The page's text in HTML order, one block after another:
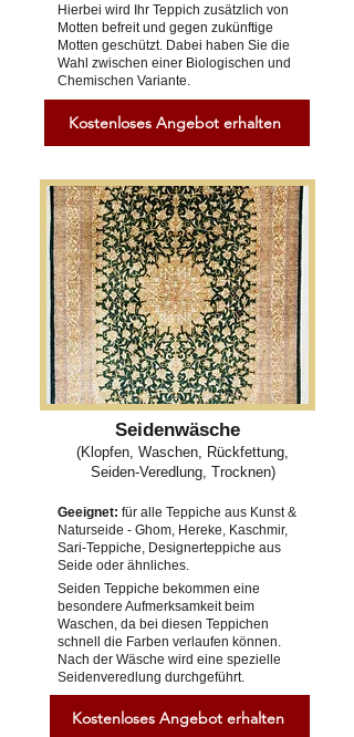
Hierbei wird Ihr Teppich zusätzlich von
Motten befreit und gegen zukünftige
Motten geschützt. Dabei haben Sie die
Wahl zwischen einer Biologischen und
Chemischen Variante.
Kostenloses Angebot erhalten
Seidenwäsche
(Klopfen, Waschen, Rückfettung,
Seiden-Veredlung, Trocknen)
Geeignet: für alle Teppiche aus Kunst &
Naturseide - Ghom, Hereke, Kaschmir,
Sari-Teppiche, Designerteppiche aus
Seide oder ähnliches.
Seiden Teppiche bekommen eine
besondere Aufmerksamkeit beim
Waschen, da bei diesen Teppichen
schnell die Farben verlaufen können.
Nach der Wäsche wird eine spezielle
Seidenveredlung durchgeführt.
Kostenloses Angebot erhalten